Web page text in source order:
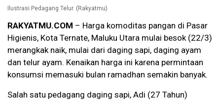
Ilustrasi Pedagang Telur. (Rakyatmu)
RAKYATMU.COM – Harga komoditas pangan di Pasar
Higienis, Kota Ternate, Maluku Utara mulai besok (22/3)
merangkak naik, mulai dari daging sapi, daging ayam
dan telur ayam. Kenaikan harga ini karena permintaan
konsumsi memasuki bulan ramadhan semakin banyak.
Salah satu pedagang daging sapi, Adi (27 Tahun)